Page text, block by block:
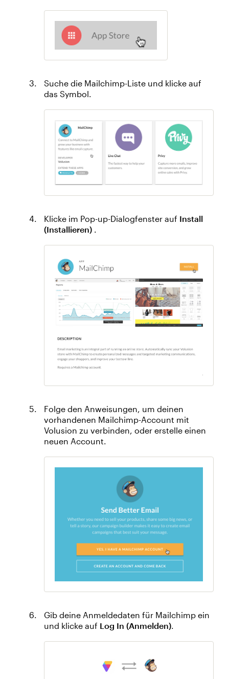
Suche die Mailchimp-Liste und klicke auf
das Symbol.
Klicke im Pop-up-Dialogfenster auf Install
(Installieren)
Folge den Anweisungen, um deinen
vorhandenen Mailchimp-Account mit
Volusion zu verbinden, oder erstelle einen
neuen Account.
Gib deine Anmeldedaten für Mailchimp ein
und klicke auf Log In (Anmelden)